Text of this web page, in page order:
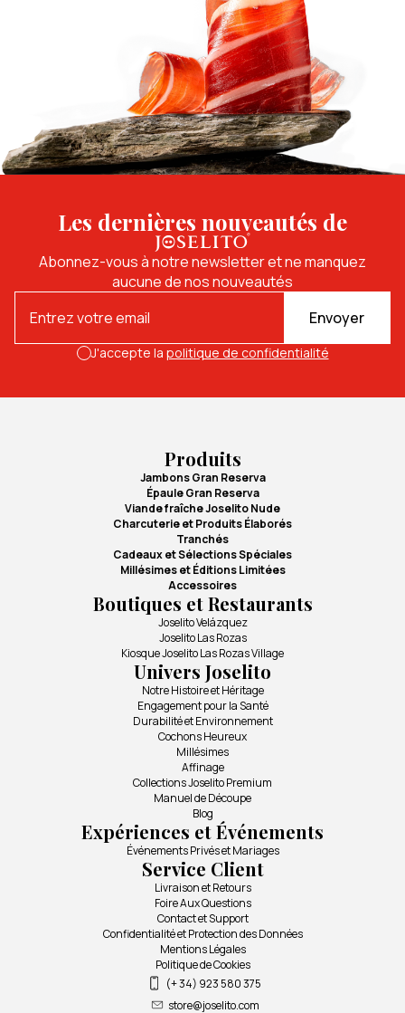
Les dernières nouveautés de
Abonnez-vous à notre newsletter et ne manquez
aucune de nos nouveautés
Envoyer
J'accepte la politique de confidentialité
Produits
Jambons Gran Reserva
Épaule Gran Reserva
Viande fraîche Joselito Nude
Charcuterie et Produits Élaborés
Tranchés
Cadeaux et Sélections Spéciales
Millésimes et Éditions Limitées
Accessoires
Boutiques et Restaurants
Joselito Velázquez
Joselito Las Rozas
Kiosque Joselito Las Rozas Village
Univers Joselito
Notre Histoire et Héritage
Engagement pour la Santé
Durabilité et Environnement
Cochons Heureux
Millésimes
Affinage
Collections Joselito Premium
Manuel de Découpe
Blog
Expériences et Événements
Événements Privés et Mariages
Service Client
Livraison et Retours
Foire Aux Questions
Contact et Support
Confidentialité et Protection des Données
Mentions Légales
Politique de Cookies
(+ 34) 923 580 375
store@joselito.com